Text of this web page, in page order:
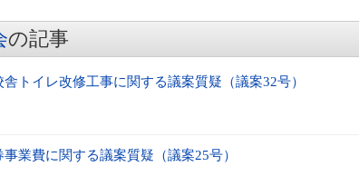
の記事
トイレ改修工事に関する議案質疑（議案32号）
業費に関する議案質疑（議案25号）